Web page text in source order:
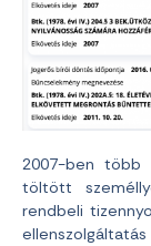
2007-ben több
töltött
rendbeli